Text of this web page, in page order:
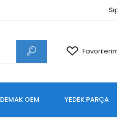
DEMAK OEM YEDEK PARÇA